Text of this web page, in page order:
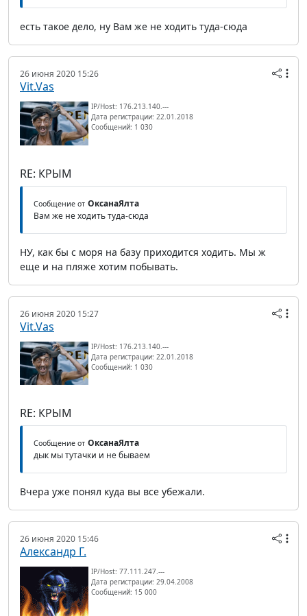
есть такое дело, ну Вам же не ходить туда-сюда
26 июня 2020 15:26
Vit.Vas
IP/Host: 176.213.140.---
Дата регистрации: 22.01.2018
Сообщений: 1 030
RE: КРЫМ
Сообщение от ОксанаЯлта
Вам же не ходить туда-сюда
НУ, как бы с моря на базу приходится ходить. Мы ж
еще и на пляже хотим побывать.
26 июня 2020 15:27
Vit.Vas
IP/Host: 176.213.140.---
Дата регистрации: 22.01.2018
Сообщений: 1 030
RE: КРЫМ
Сообщение от ОксанаЯлта
дык мы тутачки и не бываем
Вчера уже понял куда вы все убежали.
26 июня 2020 15:46
Александр Г.
IP/Host: 77.111.247.---
Дата регистрации: 29.04.2008
Сообщений: 15 000